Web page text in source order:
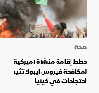
صحة
خطط إقامة منشأة أميركية
لمكافحة فيروس إيبولا تثير
احتجاجات في كينيا